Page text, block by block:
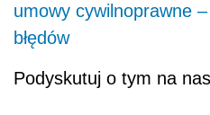
umowy cywilnoprawne
błędów
Podyskutuj o tym na